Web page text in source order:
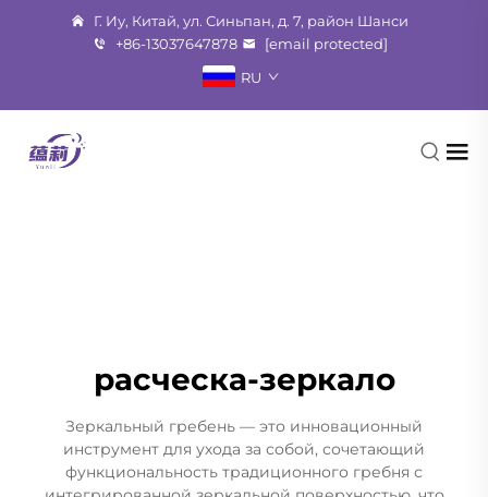
Г. Иу, Китай, ул. Синьпан, д. 7, район Шанси
+86-13037647878
[email protected]
RU
расческа-зеркало
Зеркальный гребень — это инновационный
инструмент для ухода за собой, сочетающий
функциональность традиционного гребня с